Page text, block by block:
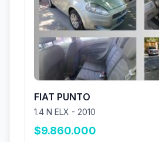
FIAT PUNTO
1.4 N ELX - 2010
$9.860.000